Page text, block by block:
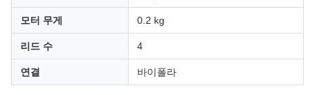
모터 무게 0.2 kg
리드 수 4
연결 바이폴라